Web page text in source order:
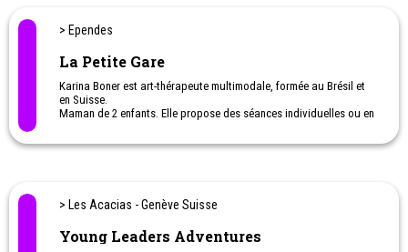
INSCRIPTIONS EN LIGNE DEPUIS NOTRE SITE WEB
> Ependes
La Petite Gare
Karina Boner est art-thérapeute multimodale, formée au Brésil et
en Suisse.
Maman de 2 enfants. Elle propose des séances individuelles ou en
d’expression artistique.
> Les Acacias - Genève Suisse​
Young Leaders Adventures